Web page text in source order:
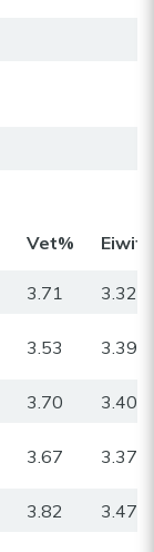
Vet%
3.71 3.32
3.53 3.39
3.70 3.40
3.67 3.37
3.82 3.47